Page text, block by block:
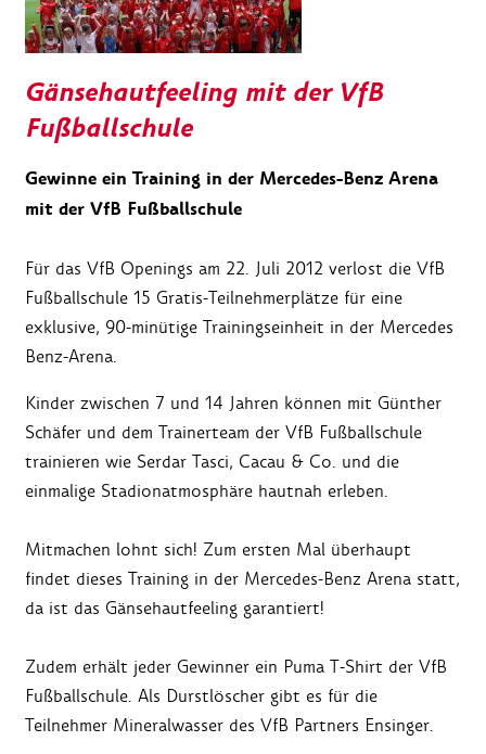
Gänsehautfeeling mit der VfB
Fußballschule
Gewinne ein Training in der Mercedes-Benz Arena
mit der VfB Fußballschule
Für das VfB Openings am 22. Juli 2012 verlost die VfB
Fußballschule 15 Gratis-Teilnehmerplätze für eine
exklusive, 90-minütige Trainingseinheit in der Mercedes
Benz-Arena.
Kinder zwischen 7 und 14 Jahren können mit Günther
Schäfer und dem Trainerteam der VfB Fußballschule
trainieren wie Serdar Tasci, Cacau & Co. und die
einmalige Stadionatmosphäre hautnah erleben.
Mitmachen lohnt sich! Zum ersten Mal überhaupt
findet dieses Training in der Mercedes-Benz Arena statt,
da ist das Gänsehautfeeling garantiert!
Zudem erhält jeder Gewinner ein Puma T-Shirt der VfB
Fußballschule. Als Durstlöscher gibt es für die
Teilnehmer Mineralwasser des VfB Partners Ensinger.